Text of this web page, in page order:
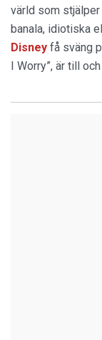
värld som stjälper
banala, idiotiska
Disney få sväng
I Worry”, är till